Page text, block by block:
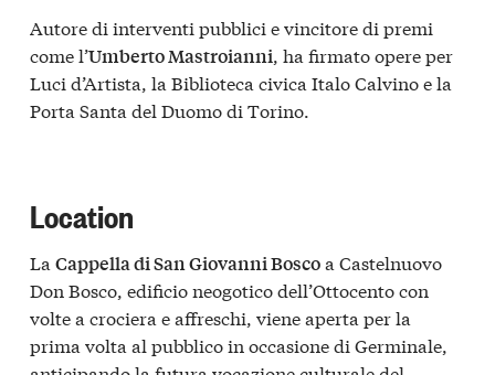
Autore di interventi pubblici e vincitore di premi
come l’Umberto Mastroianni, ha firmato opere per
Luci d’Artista, la Biblioteca civica Italo Calvino e la
Porta Santa del Duomo di Torino.
Location
La Cappella di San Giovanni Boscoa Castelnuovo
Don Bosco, edificio neogotico dell’Ottocento con
volte a crociera e affreschi, viene aperta per la
prima volta al pubblico in occasione di Germinale,